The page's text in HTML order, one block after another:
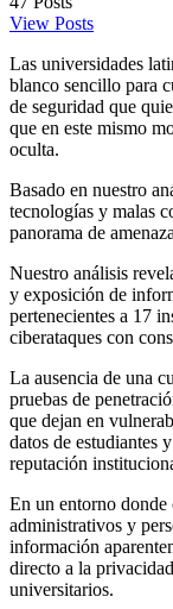
View Posts
Las universidades
blanco sencillo para
de seguridad que
que en este mismo
oculta.
Basado en nuestro
tecnologías y malas
panorama de
Nuestro análisis
y exposición de
pertenecientes a 17
ciberataques con
La ausencia de una
pruebas de
que dejan en
datos de estudiantes
reputación
En un entorno donde
administrativos y
información
directo a la
universitarios.